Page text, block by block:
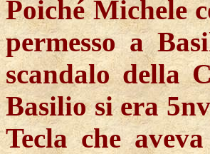
Poiché Michele
permesso a
scandalo della
Basilio si era
Tecla che